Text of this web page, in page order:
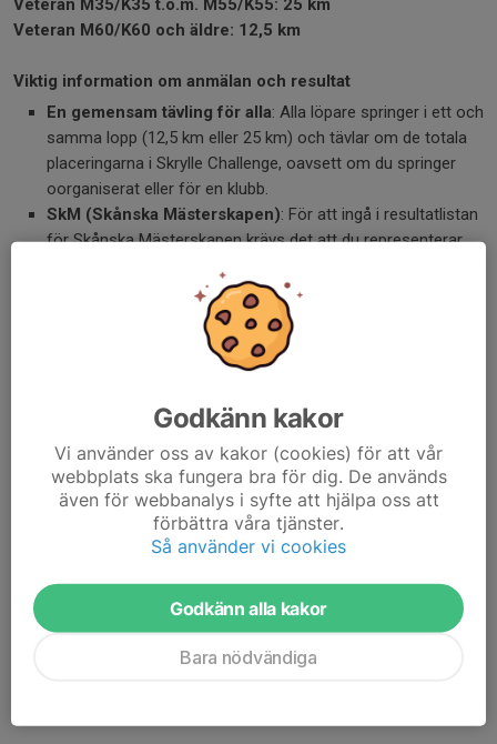
Veteran M35/K35 t.o.m. M55/K55: 25 km
Veteran M60/K60 och äldre: 12,5 km
Viktig information om anmälan och resultat
En gemensam tävling för alla: Alla löpare springer i ett och
samma lopp (12,5 km eller 25 km) och tävlar om de totala
placeringarna i Skrylle Challenge, oavsett om du springer
oorganiserat eller för en klubb.
SkM (Skånska Mästerskapen): För att ingå i resultatlistan
för Skånska Mästerskapen krävs det att du representerar
Friidrottsförbundet (SFIF).
Skånes Trail Cup (Endast 25 km)
poäng i Skånes Trail Cup gäller samma krav på att
representera en skånsk SFIF-ansluten förening. Observera
Viktig information: Tidsgräns för 25 km
För att vi ska kunna garantera ett säkert arrangemang tillämpar
vi en tidsgräns vid första varvet:
Passering 12,5 km:Du måste ha passerat målområdet för
varvning senast 2 timmar och 15 minuter efter start.
Detta motsvarar ett tempo på ca
Vid sen ankomst:Löpare som når varvningen efter kl.
12:15 får inte påbörja det andra varvet. Du dirigeras då in i
Godkänn kakor
Vi använder oss av kakor (cookies) för att vår
webbplats ska fungera bra för dig. De används
även för webbanalys i syfte att hjälpa oss att
förbättra våra tjänster.
Så använder vi cookies
Godkänn alla kakor
Bara nödvändiga